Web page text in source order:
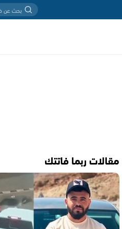
مقالات ربما فاتتك